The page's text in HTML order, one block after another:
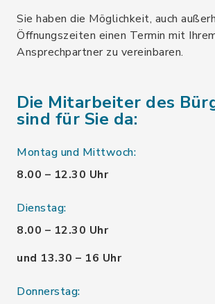
Sie haben die Möglichkeit, auch
Öffnungszeiten einen Termin mit
Ansprechpartner zu vereinbaren.
Die Mitarbeiter des
sind für Sie da:
Montag und Mittwoch:
8.00 – 12.30 Uhr
Dienstag:
8.00 – 12.30 Uhr
und 13.30 – 16 Uhr
Donnerstag: